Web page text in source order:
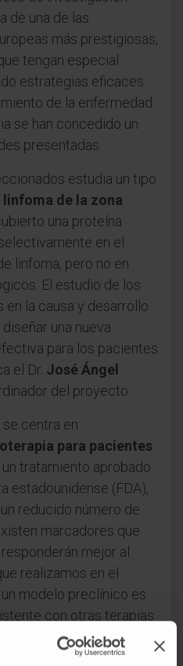
de una de las
más prestigiosas,
tengan especial
estrategias eficaces
de la enfermedad.
se han concedido un
presentadas.
estudia un tipo
linfoma de la zona
una proteína
en el
linfoma, pero no en
El estudio de los
la causa y desarrollo
una nueva
para los pacientes
el Dr. José Ángel
del proyecto.
centra en
para pacientes
un tratamiento aprobado
estadounidense (FDA),
reducido número de
marcadores que
mejor al
realizamos en el
modelo preclínico es
con otras terapias
inmune en el tumor
su eficacia. Esta